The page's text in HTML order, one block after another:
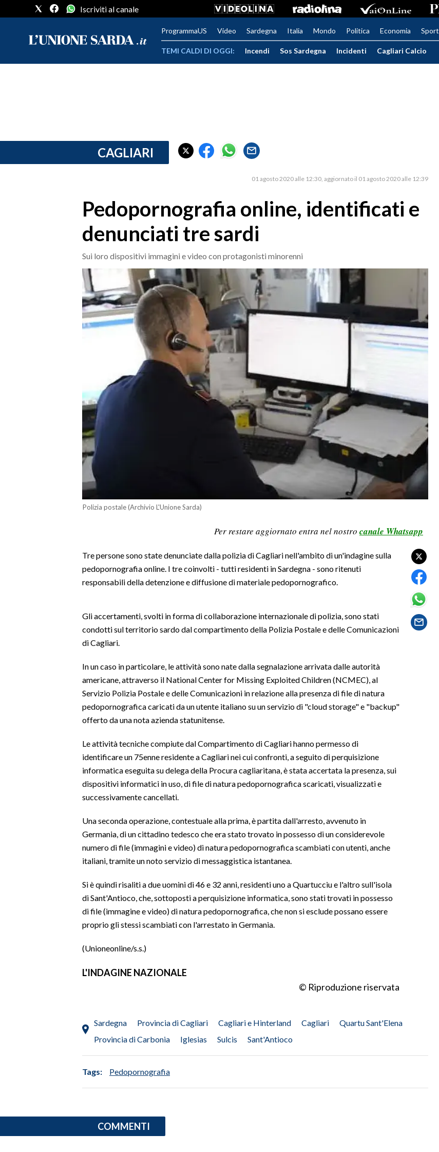
PROVINCIA DI CAGLIARI
SERVIZI ALLE IMPRESE
RISULTATI E CLASSIFICHE
Iscriviti al canale
ProgrammaUS Video Sardegna Italia Mondo Politica Economia Sport
TEMI CALDI DI OGGI: Incendi Sos Sardegna Incidenti Cagliari Calcio
CAGLIARI
01 agosto 2020 alle 12:30 aggiornato il 01 agosto 2020 alle 12:39
Pedopornografia online, identificati e
denunciati tre sardi
Sui loro dispositivi immagini e video con protagonisti minorenni
Polizia postale (Archivio L'Unione Sarda)
Per restare aggiornato entra nel nostro canale Whatsapp
Tre persone sono state denunciate dalla polizia di Cagliari nell'ambito di un'indagine sulla
pedopornografia online. I tre coinvolti - tutti residenti in Sardegna - sono ritenuti
responsabili della detenzione e diffusione di materiale pedopornografico.
Gli accertamenti, svolti in forma di collaborazione internazionale di polizia, sono stati
condotti sul territorio sardo dal compartimento della Polizia Postale e delle Comunicazioni
di Cagliari.
In un caso in particolare, le attività sono nate dalla segnalazione arrivata dalle autorità
americane, attraverso il National Center for Missing Exploited Children (NCMEC), al
Servizio Polizia Postale e delle Comunicazioni in relazione alla presenza di file di natura
pedopornografica caricati da un utente italiano su un servizio di "cloud storage" e "backup"
offerto da una nota azienda statunitense.
Le attività tecniche compiute dal Compartimento di Cagliari hanno permesso di
identificare un 75enne residente a Cagliari nei cui confronti, a seguito di perquisizione
informatica eseguita su delega della Procura cagliaritana, è stata accertata la presenza, sui
dispositivi informatici in uso, di file di natura pedopornografica scaricati, visualizzati e
successivamente cancellati.
Una seconda operazione, contestuale alla prima, è partita dall'arresto, avvenuto in
Germania, di un cittadino tedesco che era stato trovato in possesso di un considerevole
numero di file (immagini e video) di natura pedopornografica scambiati con utenti, anche
italiani, tramite un noto servizio di messaggistica istantanea.
Si è quindi risaliti a due uomini di 46 e 32 anni, residenti uno a Quartucciu e l'altro sull'isola
di Sant'Antioco, che, sottoposti a perquisizione informatica, sono stati trovati in possesso
di file (immagine e video) di natura pedopornografica, che non si esclude possano essere
proprio gli stessi scambiati con l'arrestato in Germania.
(Unioneonline/s.s.)
L'INDAGINE NAZIONALE
© Riproduzione riservata
Sardegna Provincia di Cagliari Cagliari e Hinterland Cagliari
Quartu Sant'Elena
Provincia di Carbonia
Iglesias Sulcis Sant'Antioco
Tags: Pedopornografia
COMMENTI